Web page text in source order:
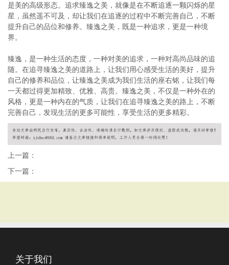
是美的高级形态。追求臻逸之美，就像是在不断追逐一颗闪烁的星
星，虽然遥不可及，却让我们在追逐的过程中不断完善自己，不断
提升自己的品位和修养。臻逸之美，既是一种追求，更是一种境
界。
臻逸，是一种生活的态度，一种对美的追求，一种对高尚品味的追
随。在追寻臻逸之美的道路上，让我们用心感受生活的美好，提升
自己的修养和品位，让臻逸之美成为我们生活的座右铭，让我们每
一天都过得更加精致、优雅、高贵。臻逸之美，不仅是一种外在的
风格，更是一种内在的气质，让我们在追寻臻逸之美的路上，不断
完善自己，发现生活的更多可能性，享受生活的更多精彩。
上一篇：
下一篇：
关于我们